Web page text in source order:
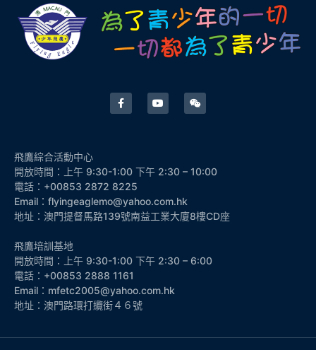
飛鷹綜合活動中心
開放時間：上午 9:30-1:00 下午 2:30 – 10:00
電話：+00853 2872 8225
Email：flyingeaglemo@yahoo.com.hk
地址：澳門提督馬路139號南益工業大廈8樓CD座
飛鷹培訓基地
開放時間：上午 9:30-1:00 下午 2:30 – 6:00
電話：+00853 2888 1161
Email：mfetc2005@yahoo.com.hk
地址：澳門路環打纜街４６號